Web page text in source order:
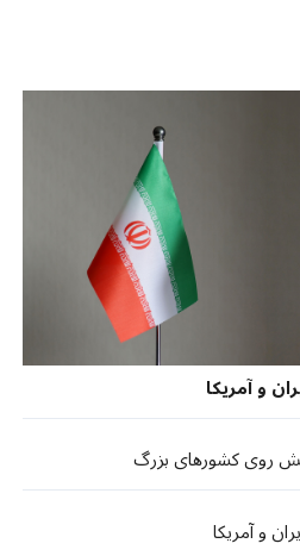
و آمریکا
روی کشورهای بزرگ
و آمریکا